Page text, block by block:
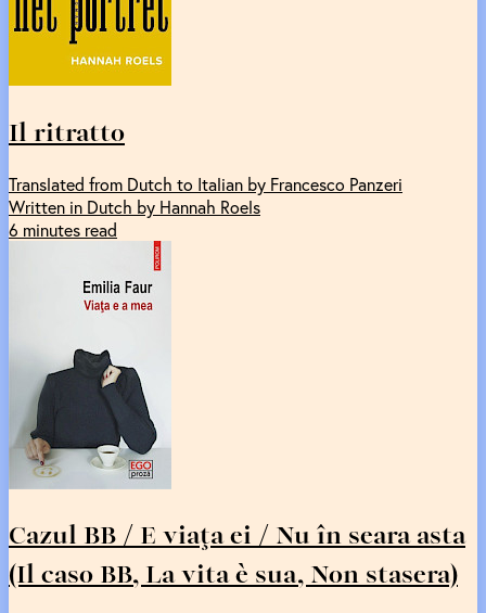
Il ritratto
Translated from Dutch to Italian by Francesco Panzeri
Written in Dutch by Hannah Roels
6 minutes read
Cazul BB / E viaţa ei / Nu în seara asta
(Il caso BB, La vita è sua, Non stasera)